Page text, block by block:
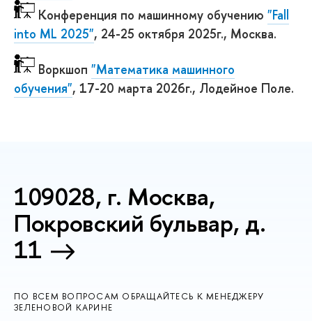
Конференция по машинному обучению "Fall
into ML 2025", 24-25 октября 2025г., Москва.
Воркшоп "Математика машинного
обучения", 17-20 марта 2026г., Лодейное Поле.
109028, г. Москва,
Покровский бульвар, д.
11
ПО ВСЕМ ВОПРОСАМ ОБРАЩАЙТЕСЬ К МЕНЕДЖЕРУ
ЗЕЛЕНОВОЙ КАРИНЕ